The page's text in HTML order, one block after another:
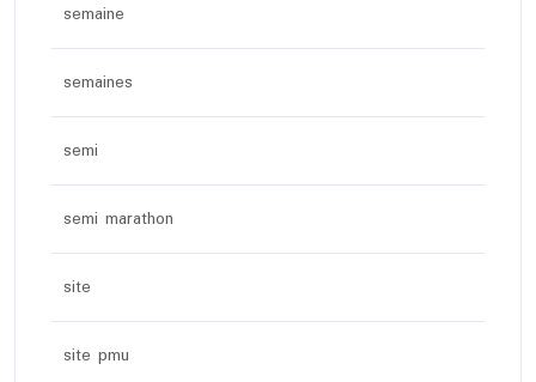
semaine
semaines
semi
semi marathon
site
site pmu